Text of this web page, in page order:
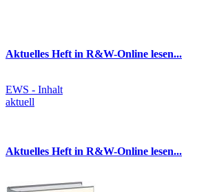
Aktuelles Heft in R&W-Online lesen...
EWS - Inhalt
aktuell
Aktuelles Heft in R&W-Online lesen...